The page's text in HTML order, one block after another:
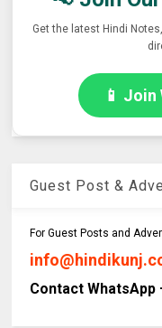
Get the latest Hindi
📱 Join
Guest Post &
For Guest Posts and
Contact WhatsApp